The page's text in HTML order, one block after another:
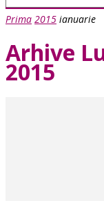
Prima 2015 ianuarie
Arhive
2015